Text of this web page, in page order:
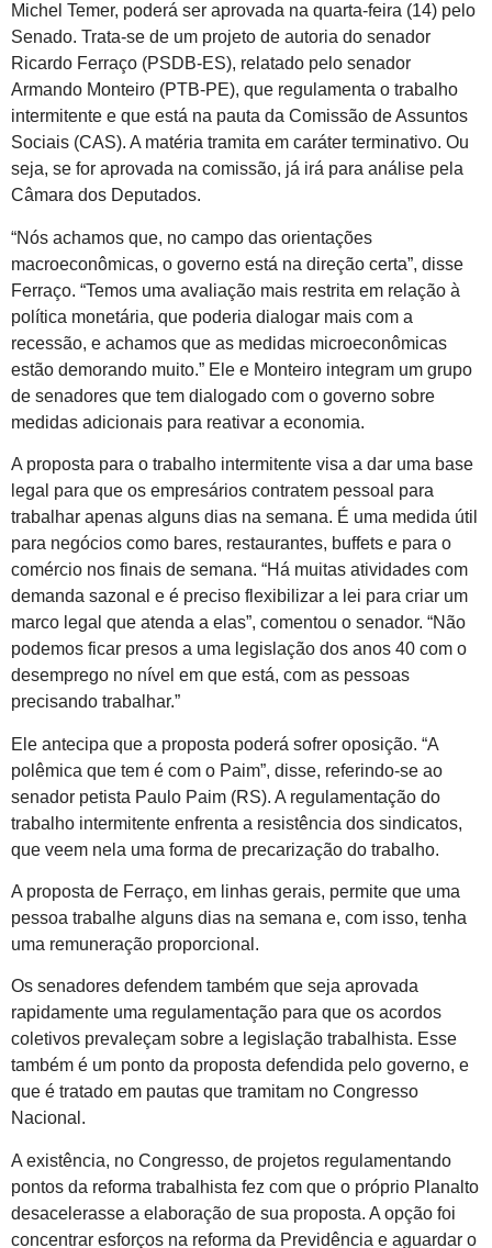
Michel Temer, poderá ser aprovada na quarta-feira (14) pelo
Senado. Trata-se de um projeto de autoria do senador
Ricardo Ferraço (PSDB-ES), relatado pelo senador
Armando Monteiro (PTB-PE), que regulamenta o trabalho
intermitente e que está na pauta da Comissão de Assuntos
Sociais (CAS). A matéria tramita em caráter terminativo. Ou
seja, se for aprovada na comissão, já irá para análise pela
Câmara dos Deputados.
“Nós achamos que, no campo das orientações
macroeconômicas, o governo está na direção certa”, disse
Ferraço. “Temos uma avaliação mais restrita em relação à
política monetária, que poderia dialogar mais com a
recessão, e achamos que as medidas microeconômicas
estão demorando muito.” Ele e Monteiro integram um grupo
de senadores que tem dialogado com o governo sobre
medidas adicionais para reativar a economia.
A proposta para o trabalho intermitente visa a dar uma base
legal para que os empresários contratem pessoal para
trabalhar apenas alguns dias na semana. É uma medida útil
para negócios como bares, restaurantes, buffets e para o
comércio nos finais de semana. “Há muitas atividades com
demanda sazonal e é preciso flexibilizar a lei para criar um
marco legal que atenda a elas”, comentou o senador. “Não
podemos ficar presos a uma legislação dos anos 40 com o
desemprego no nível em que está, com as pessoas
precisando trabalhar.”
Ele antecipa que a proposta poderá sofrer oposição. “A
polêmica que tem é com o Paim”, disse, referindo-se ao
senador petista Paulo Paim (RS). A regulamentação do
trabalho intermitente enfrenta a resistência dos sindicatos,
que veem nela uma forma de precarização do trabalho.
A proposta de Ferraço, em linhas gerais, permite que uma
pessoa trabalhe alguns dias na semana e, com isso, tenha
uma remuneração proporcional.
Os senadores defendem também que seja aprovada
rapidamente uma regulamentação para que os acordos
coletivos prevaleçam sobre a legislação trabalhista. Esse
também é um ponto da proposta defendida pelo governo, e
que é tratado em pautas que tramitam no Congresso
Nacional.
A existência, no Congresso, de projetos regulamentando
pontos da reforma trabalhista fez com que o próprio Planalto
desacelerasse a elaboração de sua proposta. A opção foi
concentrar esforços na reforma da Previdência e aguardar o